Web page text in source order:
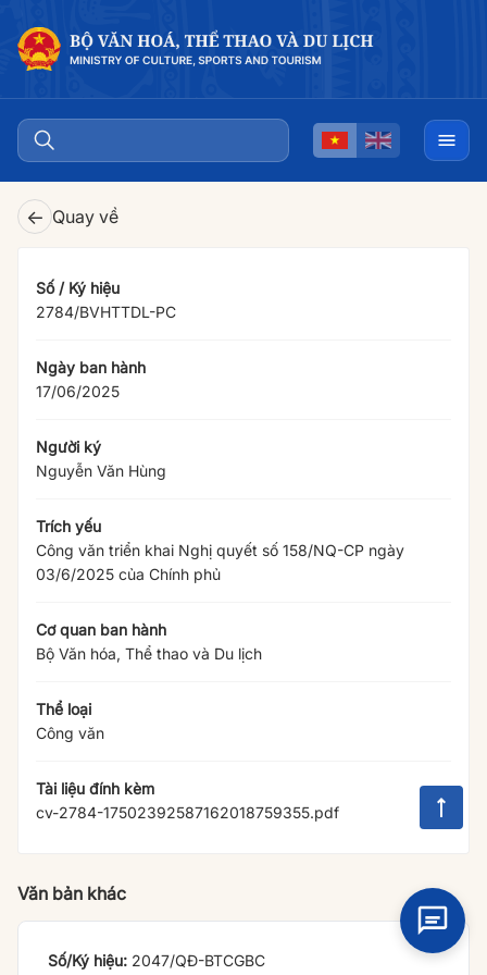
← Quay về
Số / Ký hiệu
2784/BVHTTDL-PC
Ngày ban hành
17/06/2025
Người ký
Nguyễn Văn Hùng
Trích yếu
Công văn triển khai Nghị quyết số 158/NQ-CP ngày
03/6/2025 của Chính phủ
Cơ quan ban hành
Bộ Văn hóa, Thể thao và Du lịch
Thể loại
Công văn
Tài liệu đính kèm
cv-2784-17502392587162018759355.pdf
Văn bản khác
2047/QĐ-BTCGBC